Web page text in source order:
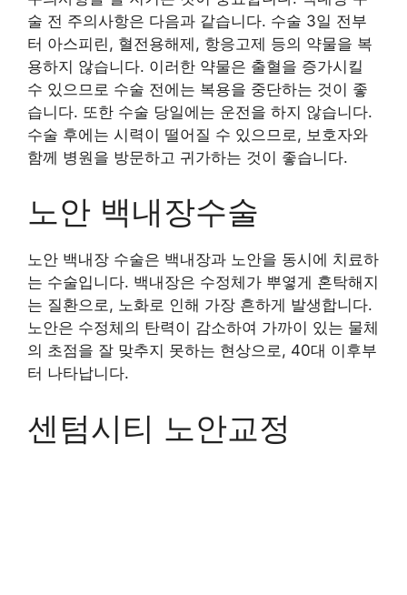
술 전 주의사항은 다음과 같습니다. 수술 3일 전부
터 아스피린, 혈전용해제, 항응고제 등의 약물을 복
용하지 않습니다. 이러한 약물은 출혈을 증가시킬
수 있으므로 수술 전에는 복용을 중단하는 것이 좋
습니다. 또한 수술 당일에는 운전을 하지 않습니다.
수술 후에는 시력이 떨어질 수 있으므로, 보호자와
함께 병원을 방문하고 귀가하는 것이 좋습니다.
노안 백내장수술
노안 백내장 수술은 백내장과 노안을 동시에 치료하
는 수술입니다. 백내장은 수정체가 뿌옇게 혼탁해지
는 질환으로, 노화로 인해 가장 흔하게 발생합니다.
노안은 수정체의 탄력이 감소하여 가까이 있는 물체
의 초점을 잘 맞추지 못하는 현상으로, 40대 이후부
터 나타납니다.
센텀시티 노안교정